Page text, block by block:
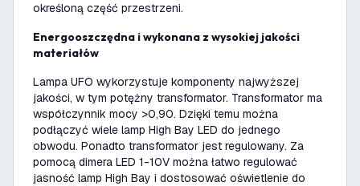
określoną część przestrzeni.
Energooszczędna i wykonana z wysokiej jakości
materiałów
Lampa UFO wykorzystuje komponenty najwyższej
jakości, w tym potężny transformator. Transformator ma
współczynnik mocy >0,90. Dzięki temu można
podłączyć wiele lamp High Bay LED do jednego
obwodu. Ponadto transformator jest regulowany. Za
pomocą dimera LED 1-10V można łatwo regulować
jasność lamp High Bay i dostosować oświetlenie do